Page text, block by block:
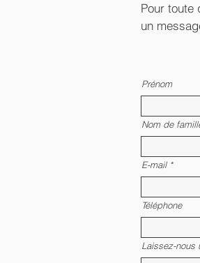
Pour toute
un
Prénom
Nom de
E-mail
Téléphone
Laissez-nous